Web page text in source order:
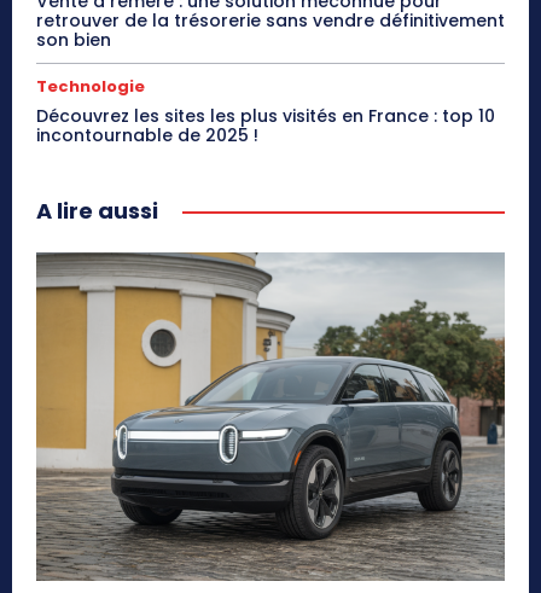
retrouver de la trésorerie sans vendre définitivement
son bien
Technologie
Découvrez les sites les plus visités en France : top 10
incontournable de 2025 !
A lire aussi